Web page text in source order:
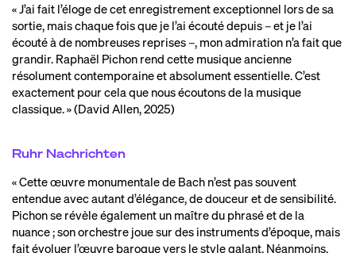
« J’ai fait l’éloge de cet enregistrement exceptionnel lors de sa
sortie, mais chaque fois que je l’ai écouté depuis – et je l’ai
écouté à de nombreuses reprises –, mon admiration n’a fait que
grandir. Raphaël Pichon rend cette musique ancienne
résolument contemporaine et absolument essentielle. C’est
exactement pour cela que nous écoutons de la musique
classique. » (David Allen, 2025)
Ruhr Nachrichten
« Cette œuvre monumentale de Bach n’est pas souvent
entendue avec autant d’élégance, de douceur et de sensibilité.
Pichon se révèle également un maître du phrasé et de la
nuance ; son orchestre joue sur des instruments d’époque, mais
fait évoluer l’œuvre baroque vers le style galant. Néanmoins,